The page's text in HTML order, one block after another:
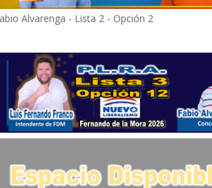
Alvarenga - Lista 2 - Opción 2